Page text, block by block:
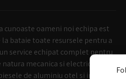
cunoaste oameni noi echipa est
la bataie toate resursele pentru a
service echipat complet pentru
mecanica si electrica dar si
de aluminiu otel si inox.